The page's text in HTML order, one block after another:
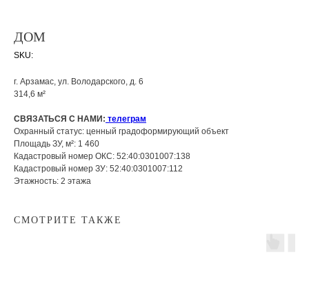
ДОМ
SKU:
г. Арзамас, ул. Володарского, д. 6
314,6 м²
СВЯЗАТЬСЯ С НАМИ: телеграм
Охранный статус: ценный градоформирующий объект
Площадь ЗУ, м²: 1 460
Кадастровый номер ОКС: 52:40:0301007:138
Кадастровый номер ЗУ: 52:40:0301007:112
Этажность: 2 этажа
СМОТРИТЕ ТАКЖЕ